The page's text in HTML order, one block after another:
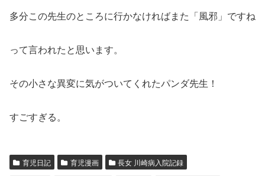
多分この先生のところに行かなければまた「風邪」ですね
って言われたと思います。
その小さな異変に気がついてくれたパンダ先生！
すごすぎる。
育児日記 育児漫画 長女 川崎病入院記録